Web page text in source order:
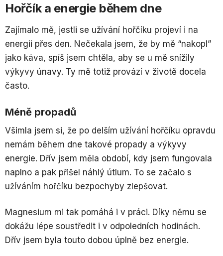
Hořčík a energie během dne
Zajímalo mě, jestli se užívání hořčíku projeví i na
energii přes den. Nečekala jsem, že by mě “nakopl”
jako káva, spíš jsem chtěla, aby se u mě snížily
výkyvy únavy. Ty mě totiž provází v životě docela
často.
Méně propadů
Všimla jsem si, že po delším užívání hořčíku opravdu
nemám během dne takové propady a výkyvy
energie. Dřív jsem měla období, kdy jsem fungovala
naplno a pak přišel náhlý útlum. To se začalo s
užíváním hořčíku bezpochyby zlepšovat.
Magnesium mi tak pomáhá i v práci. Díky němu se
dokážu lépe soustředit i v odpoledních hodinách.
Dřív jsem byla touto dobou úplně bez energie.